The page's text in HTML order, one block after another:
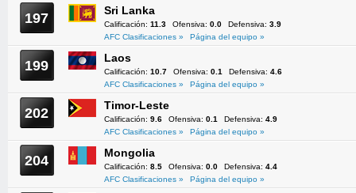
197 Sri Lanka
Calificación: 11.3 Ofensiva: 0.0 Defensiva: 3.9
AFC Clasificaciones »
Página del equipo »
199 Laos
Calificación: 10.7 Ofensiva: 0.1 Defensiva: 4.6
AFC Clasificaciones »
Página del equipo »
202 Timor-Leste
Calificación: 9.6 Ofensiva: 0.1 Defensiva: 4.9
AFC Clasificaciones »
Página del equipo »
204 Mongolia
Calificación: 8.5 Ofensiva: 0.0 Defensiva: 4.4
AFC Clasificaciones »
Página del equipo »